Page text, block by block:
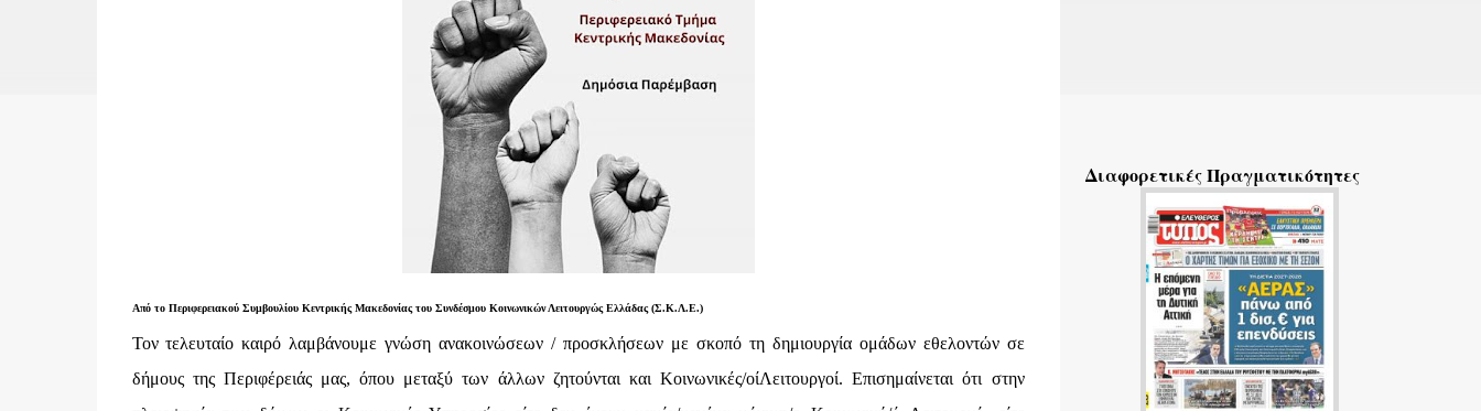
Από το Περιφερειακού Συμβουλίου Κεντρικής Μακεδονίας του Συνδέσμου Κοινωνικών Λειτουργώς Ελλάδας (Σ.Κ.Λ.Ε.)
Τον τελευταίο καιρό λαμβάνουμε γνώση ανακοινώσεων / προσκλήσεων με σκοπό τη δημιουργία ομάδων εθελοντών σε
δήμους της Περιφέρειάς μας, όπου μεταξύ των άλλων ζητούνται και Κοινωνικές/οίΛειτουργοί. Επισημαίνεται ότι στην
Διαφορετικές Πραγματικότητες